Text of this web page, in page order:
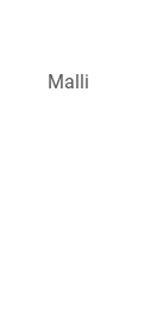
Malli